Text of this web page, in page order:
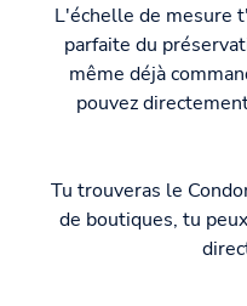
L'échelle de mesure
parfaite du
même déjà
pouvez
Tu trouveras le
de boutiques, tu